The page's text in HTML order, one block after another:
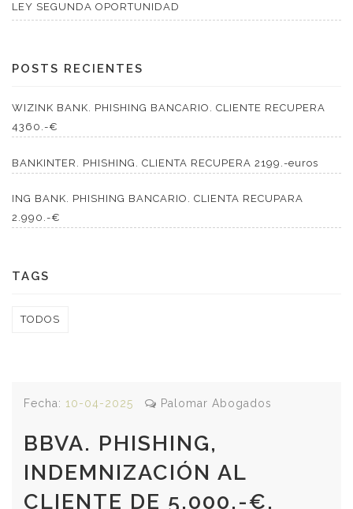
LEY SEGUNDA OPORTUNIDAD
POSTS RECIENTES
WIZINK BANK. PHISHING BANCARIO. CLIENTE RECUPERA
4360.-€
BANKINTER. PHISHING. CLIENTA RECUPERA 2199.-euros
ING BANK. PHISHING BANCARIO. CLIENTA RECUPARA
2.990.-€
TAGS
TODOS
Fecha: 10-04-2025 Palomar Abogados
BBVA. PHISHING,
INDEMNIZACIÓN AL
CLIENTE DE 5.000.-€.